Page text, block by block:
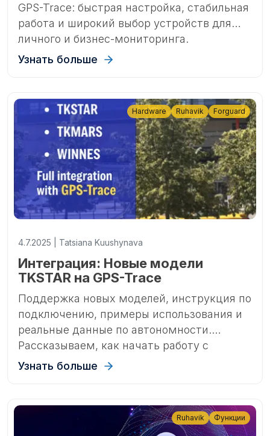
GPS-Trace: быстрая настройка, стабильная
работа и широкий выбор устройств для
личного и бизнес-мониторинга.
Узнать больше
4.7.2025 | Tatsiana Kuushynava
Интеграция: Новые модели
TKSTAR на GPS-Trace
Поддержка новых моделей, инструкция по
подключению, примеры использования и
реальные данные по автономности.
Рассказываем, как начать работу с
популярными устройствами TKSTAR,
Узнать больше
Hardware Ruhavik Forguard
Ruhavik Функции